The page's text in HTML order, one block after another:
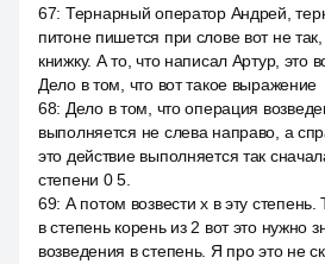
67: Тернарный оператор Андрей,
питоне пишется при слове вот не
книжку. А то, что написал Артур, это
Дело в том, что вот такое выражение
68: Дело в том, что операция
выполняется не слева направо, а
это действие выполняется так
степени 0 5.
69: А потом возвести x в эту
в степень корень из 2 вот это нужно
возведения в степень. Я про это не